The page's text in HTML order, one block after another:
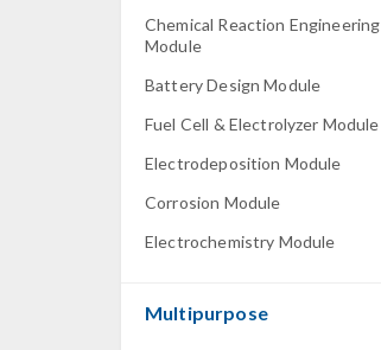
Chemical Reaction Engineering
Module
Battery Design Module
Fuel Cell & Electrolyzer Module
Electrodeposition Module
Corrosion Module
Electrochemistry Module
Multipurpose